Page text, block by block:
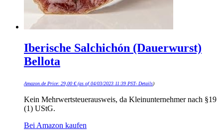
Iberische Salchichón (Dauerwurst)
Bellota
Amazon.de Price: 29,00 €(as of 04/03/2023 11:39 PST- Details)
Kein Mehrwertsteuerausweis, da Kleinunternehmer nach §19
(1) UStG.
Bei Amazon kaufen